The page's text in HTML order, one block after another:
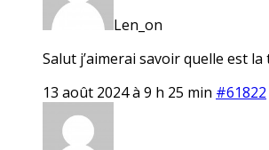
Len_on
Salut j’aimerai savoir quelle est
13 août 2024 à 9 h 25 min #61822